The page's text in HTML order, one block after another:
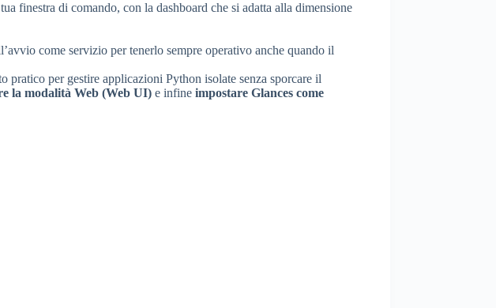
finestra di comando, con la dashboard che si adatta alla dimensione
come servizio per tenerlo sempre operativo anche quando il
pratico per gestire applicazioni Python isolate senza sporcare il
la modalità Web (Web UI) e infine impostare Glances come